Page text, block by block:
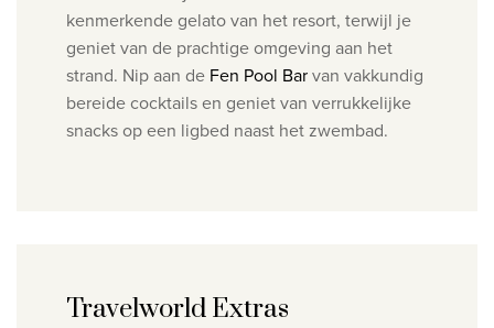
kenmerkende gelato van het resort, terwijl je
geniet van de prachtige omgeving aan het
strand. Nip aan de Fen Pool Barvan vakkundig
bereide cocktails en geniet van verrukkelijke
snacks op een ligbed naast het zwembad.
Travelworld Extras